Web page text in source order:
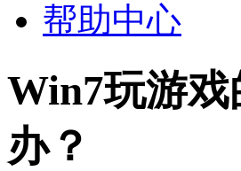
帮助中心
Win7玩游
办？